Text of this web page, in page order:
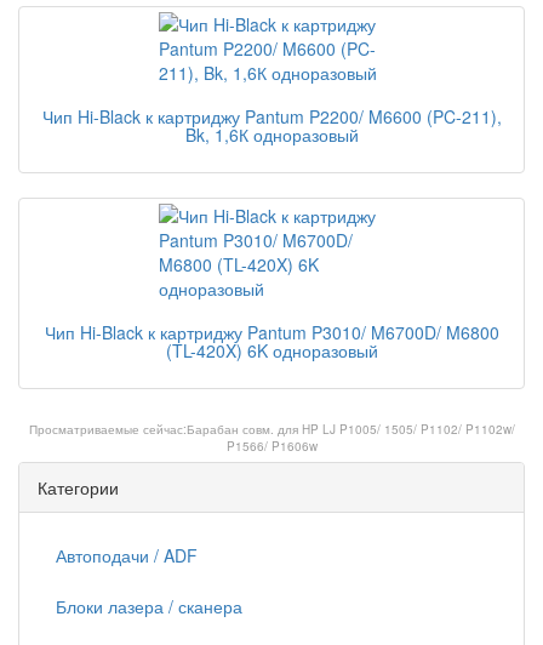
Чип Hi-Black к картриджу Pantum P2200/ M6600 (PC-211),
Bk, 1,6К одноразовый
Чип Hi-Black к картриджу Pantum P3010/ M6700D/ M6800
(TL-420X) 6K одноразовый
Просматриваемые сейчас:Барабан совм. для HP LJ P1005/ 1505/ P1102/ P1102w/
P1566/ P1606w
Категории
Автоподачи / ADF
Блоки лазера / сканера